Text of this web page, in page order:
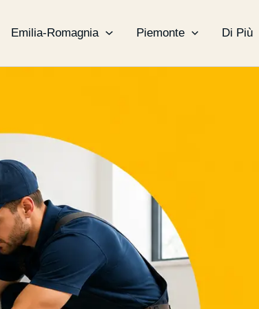
Emilia-Romagnia Piemonte Di Più